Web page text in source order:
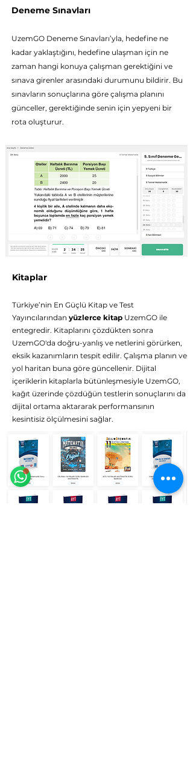
Deneme Sınavları
UzemGO Deneme Sınavları’yla, hedefine ne
kadar yaklaştığını, hedefine ulaşman için ne
zaman hangi konuya çalışman gerektiğini ve
sınava girenler arasındaki durumunu bildirir. Bu
sınavların sonuçlarına göre çalışma planını
günceller, gerektiğinde senin için yepyeni bir
rota oluşturur.
Kitaplar
Türkiye’nin En Güçlü Kitap ve Test
Yayıncılarından yüzlerce kitap UzemGO ile
entegredir. Kitaplarını çözdükten sonra
UzemGO'da doğru-yanlış ve netlerini görürken,
eksik kazanımların tespit edilir. Çalışma planın ve
yol haritan buna göre güncellenir. Dijital
içeriklerin kitaplarla bütünleşmesiyle UzemGO,
kağıt üzerinde çözdüğün testlerin sonuçlarını da
dijital ortama aktararak performansının
kesintisiz ölçülmesini sağlar.
🗓️ Çalışma Saatleri: Hergün 9:00 - 23:59
Online